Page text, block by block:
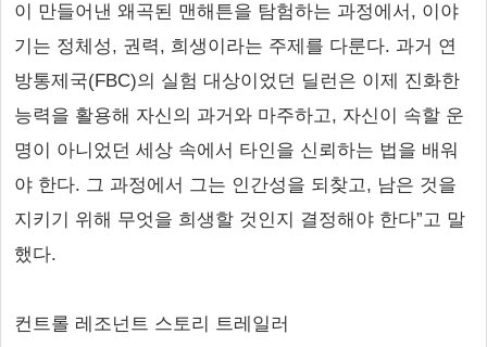
이 만들어낸 왜곡된 맨해튼을 탐험하는 과정에서, 이야
기는 정체성, 권력, 희생이라는 주제를 다룬다. 과거 연
방통제국(FBC)의 실험 대상이었던 딜런은 이제 진화한
능력을 활용해 자신의 과거와 마주하고, 자신이 속할 운
명이 아니었던 세상 속에서 타인을 신뢰하는 법을 배워
야 한다. 그 과정에서 그는 인간성을 되찾고, 남은 것을
지키기 위해 무엇을 희생할 것인지 결정해야 한다”고 말
했다.
컨트롤 레조넌트 스토리 트레일러